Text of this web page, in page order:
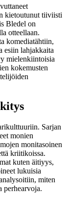
kietoutunut tiiviisti
Bledel on
otteellaan.
komediatähtiin,
esiin lahjakkaita
mielenkiintoisia
kokemusten
Sarjan
monien
monitasoinen
kriitikoissa.
kuten äitiyys,
lukuisia
miten
perhearvoja.